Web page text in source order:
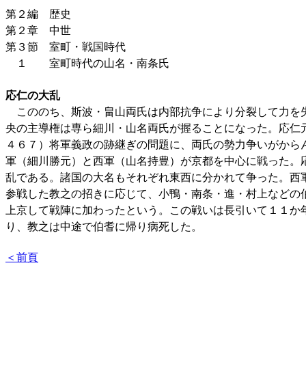
第２編 歴史
第２章 中世
第３節 室町・戦国時代
１ 室町時代の山名・南条氏
応仁の大乱
こののち、斯波・畠山両氏は内部抗争により分裂して力を
央の主導権は専ら細川・山名両氏が握ることになった。応仁
４６７）将軍義政の跡継ぎの問題に、両氏の勢力争いがから
軍（細川勝元）と西軍（山名持豊）が京都を中心に戦った。
乱である。諸国の大名もそれぞれ東西に分かれて争った。西
参戦した教之の招きに応じて、小鴨・南条・進・村上などの
上京して戦陣に加わったという。この戦いは長引いて１１か
り、教之は中途で伯耆に帰り病死した。
＜前頁